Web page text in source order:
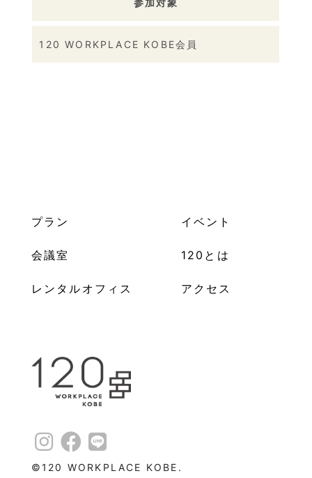
120 WORKPLACE KOBE会員
プラン
会議室 120とは
レンタルオフィス
イベント
アクセス
©︎120 WORKPLACE KOBE.